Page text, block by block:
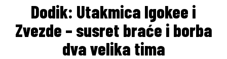
Dodik: Utakmica Igokee i
Zvezde – susret braće i borba
dva velika tima